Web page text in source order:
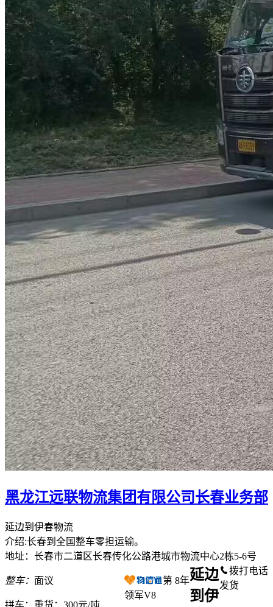
黑龙江远联物流集团有限公司长春业务部
延边到伊春物流
介绍:长春到全国整车零担运输。
地址：长春市二道区长春传化公路港城市物流中心2栋5-6号
整车： 面议
拼车： 重货：300元/吨
第 8年
领军V8
拨打电话
发货
延边
到伊